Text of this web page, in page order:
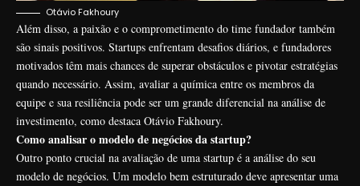
Otávio Fakhoury
Além disso, a paixão e o comprometimento do time fundador também
são sinais positivos. Startups enfrentam desafios diários, e fundadores
motivados têm mais chances de superar obstáculos e pivotar estratégias
quando necessário. Assim, avaliar a química entre os membros da
equipe e sua resiliência pode ser um grande diferencial na análise de
investimento, como destaca Otávio Fakhoury.
Como analisar o modelo de negócios da startup?
Outro ponto crucial na avaliação de uma startup é a análise do seu
modelo de negócios. Um modelo bem estruturado deve apresentar uma